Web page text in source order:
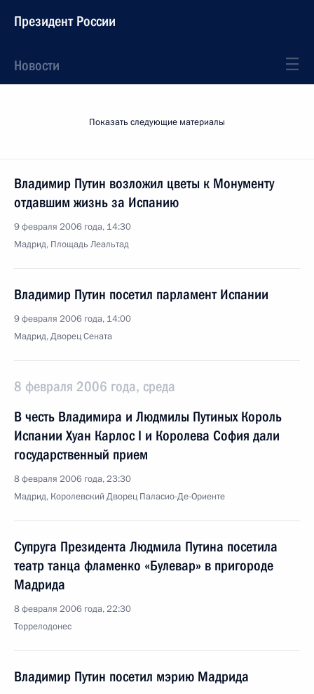
Президент России
Новости
Показать следующие материалы
Владимир Путин возложил цветы к Монументу
отдавшим жизнь за Испанию
9 февраля 2006 года, 14:30
Мадрид, Площадь Леальтад
Владимир Путин посетил парламент Испании
9 февраля 2006 года, 14:00
Мадрид, Дворец Сената
8 февраля 2006 года, среда
В честь Владимира и Людмилы Путиных Король
Испании Хуан Карлос I и Королева София дали
государственный прием
8 февраля 2006 года, 23:30
Мадрид, Королевский Дворец Паласио-Де-Ориенте
Супруга Президента Людмила Путина посетила
театр танца фламенко «Булевар» в пригороде
Мадрида
8 февраля 2006 года, 22:30
Торрелодонес
Владимир Путин посетил мэрию Мадрида